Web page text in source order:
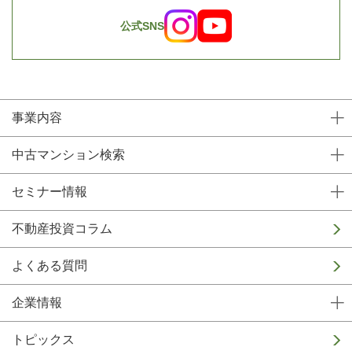
公式SNS
事業内容
中古マンション検索
セミナー情報
不動産投資コラム
よくある質問
企業情報
トピックス